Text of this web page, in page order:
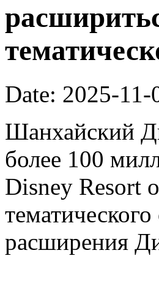
Date: 2025-11-
Шанхайский
более 100
Disney Resort
расширения